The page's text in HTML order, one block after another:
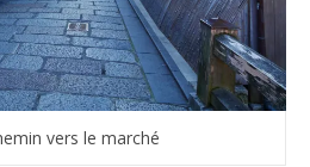
vers le marché